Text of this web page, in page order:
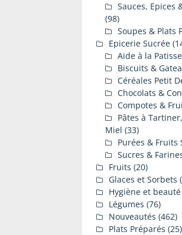
Sauces, Epices
(98)
Soupes & Plats
Epicerie Sucrée
Aide à la
Biscuits &
Céréales Petit
Chocolats &
Compotes &
Pâtes à
Miel (33)
Purées & Fruits
Sucres &
Fruits (20)
Glaces et Sorbets
Hygiène et beauté
Légumes (76)
Nouveautés (462)
Plats Préparés (25)